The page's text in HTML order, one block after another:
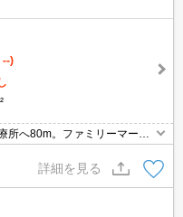
--)
所へ80m。ファミリーマート
ストランへ790m。
詳細を見る